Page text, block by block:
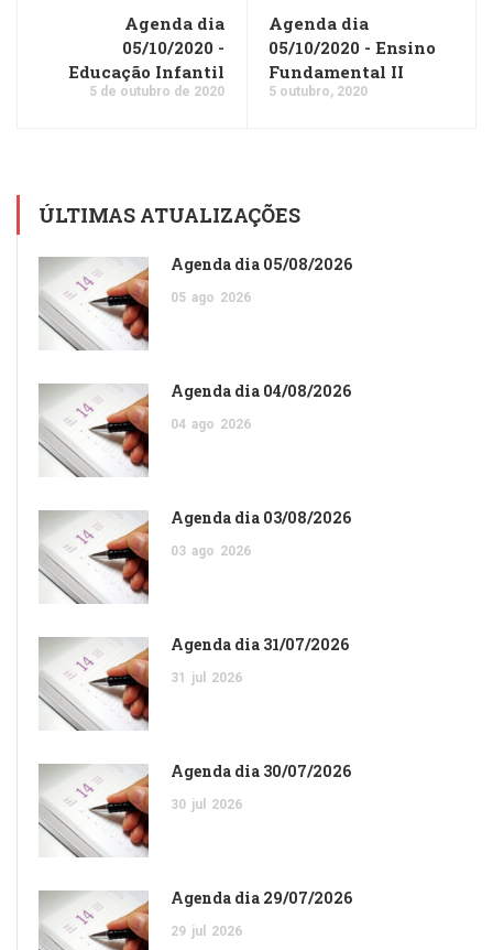
Agenda dia
05/10/2020 -
Educação Infantil
5 de outubro de 2020
Agenda dia
05/10/2020 - Ensino
Fundamental II
5 outubro, 2020
ÚLTIMAS ATUALIZAÇÕES
Agenda dia 05/08/2026
05 ago 2026
Agenda dia 04/08/2026
04 ago 2026
Agenda dia 03/08/2026
03 ago 2026
Agenda dia 31/07/2026
31 jul 2026
Agenda dia 30/07/2026
30 jul 2026
Agenda dia 29/07/2026
29 jul 2026